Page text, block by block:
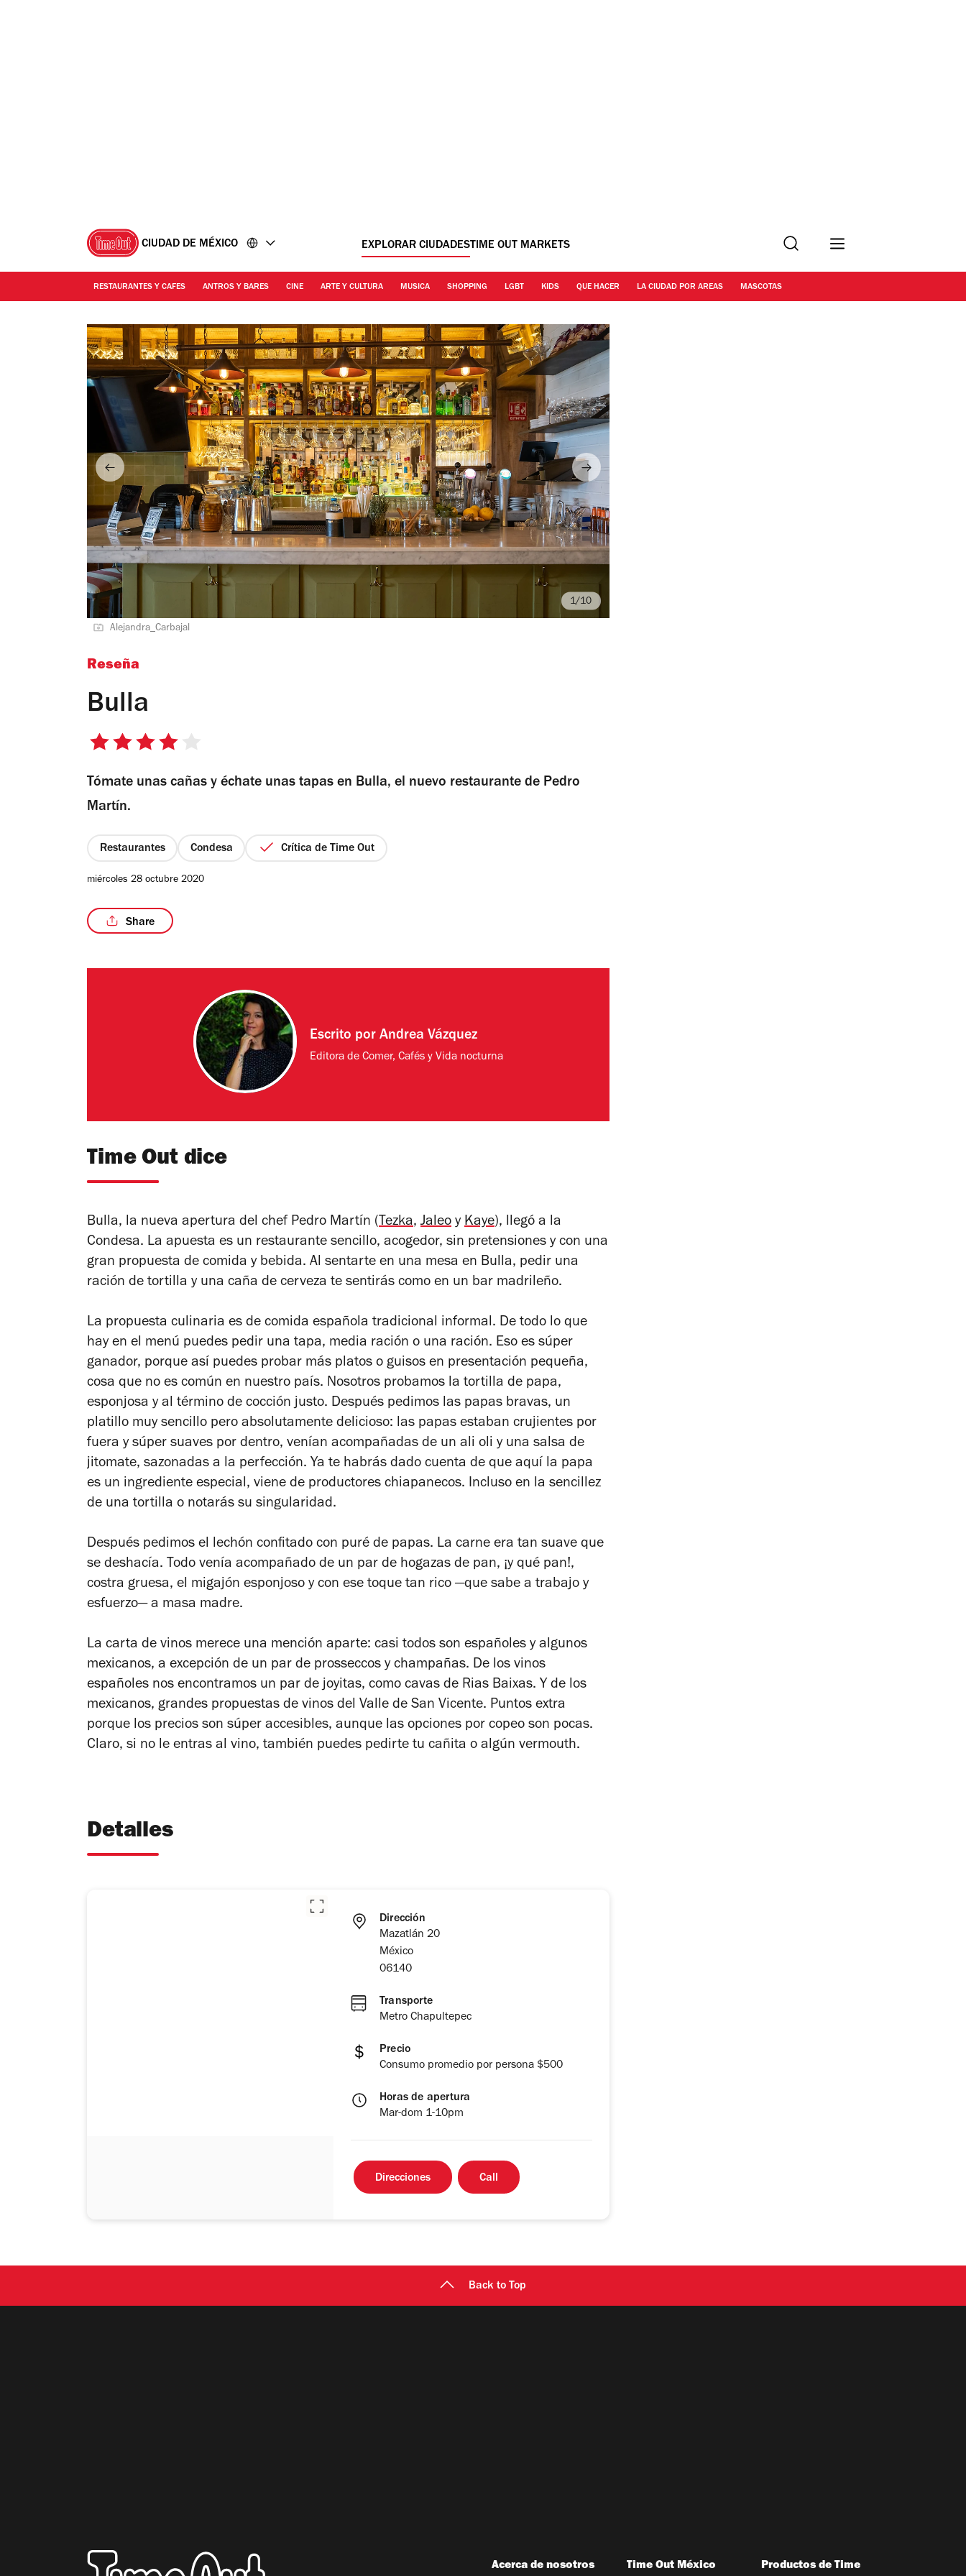
CIUDAD DE MÉXICO EXPLORAR CIUDADESTIME OUT MARKETS Buscar
RESTAURANTES Y CAFES ANTROS Y BARES CINE ARTE Y CULTURA MUSICA SHOPPING LGBT KIDS QUE HACER LA CIUDAD POR AREAS MASCOTAS
Alejandra_Carbajal
/10
Reseña
Bulla
4
5
Tómate unas cañas y échate unas tapas en Bulla, el nuevo restaurante de Pedro
Martín.
Restaurantes Condesa Crítica de Time Out
miércoles 28 octubre 2020
Share
Escrito por Andrea Vázquez
Editora de Comer, Cafés y Vida nocturna
Time Out dice
Bulla, la nueva apertura del chef Pedro Martín (Tezka, Jaleo y Kaye), llegó a la
Condesa. La apuesta es un restaurante sencillo, acogedor, sin pretensiones y con una
gran propuesta de comida y bebida. Al sentarte en una mesa en Bulla, pedir una
ración de tortilla y una caña de cerveza te sentirás como en un bar madrileño.
La propuesta culinaria es de comida española tradicional informal. De todo lo que
hay en el menú puedes pedir una tapa, media ración o una ración. Eso es súper
ganador, porque así puedes probar más platos o guisos en presentación pequeña,
cosa que no es común en nuestro país. Nosotros probamos la tortilla de papa,
esponjosa y al término de cocción justo. Después pedimos las papas bravas, un
platillo muy sencillo pero absolutamente delicioso: las papas estaban crujientes por
fuera y súper suaves por dentro, venían acompañadas de un ali oli y una salsa de
jitomate, sazonadas a la perfección. Ya te habrás dado cuenta de que aquí la papa
es un ingrediente especial, viene de productores chiapanecos. Incluso en la sencillez
de una tortilla o notarás su singularidad.
Después pedimos el lechón confitado con puré de papas. La carne era tan suave que
se deshacía. Todo venía acompañado de un par de hogazas de pan, ¡y qué pan!,
costra gruesa, el migajón esponjoso y con ese toque tan rico —que sabe a trabajo y
esfuerzo— a masa madre.
La carta de vinos merece una mención aparte: casi todos son españoles y algunos
mexicanos, a excepción de un par de prosseccos y champañas. De los vinos
españoles nos encontramos un par de joyitas, como cavas de Rias Baixas. Y de los
mexicanos, grandes propuestas de vinos del Valle de San Vicente. Puntos extra
porque los precios son súper accesibles, aunque las opciones por copeo son pocas.
Claro, si no le entras al vino, también puedes pedirte tu cañita o algún vermouth.
Detalles
Dirección
Mazatlán 20
México
06140
Transporte
Metro Chapultepec
Precio
Consumo promedio por persona $500
Horas de apertura
Mar-dom 1-10pm
Direcciones Call
Back to Top
Acerca de nosotros Time Out México Productos de Time